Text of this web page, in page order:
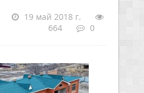
19 май 2018 г.
664
0